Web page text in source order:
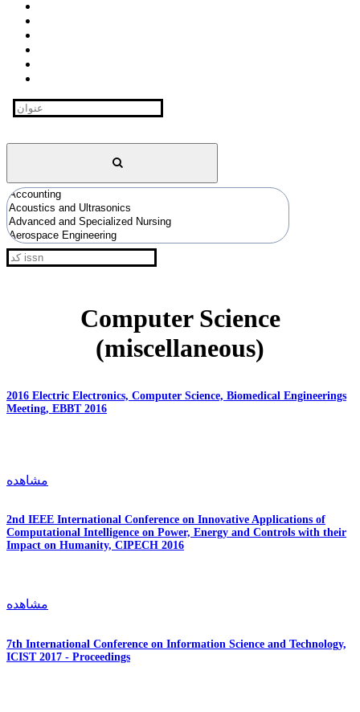
Computer Science
(miscellaneous)
2016 Electric Electronics, Computer Science, Biomedical Engineerings
Meeting, EBBT 2016
مشاهده
2nd IEEE International Conference on Innovative Applications of
Computational Intelligence on Power, Energy and Controls with their
Impact on Humanity, CIPECH 2016
مشاهده
7th International Conference on Information Science and Technology,
ICIST 2017 - Proceedings